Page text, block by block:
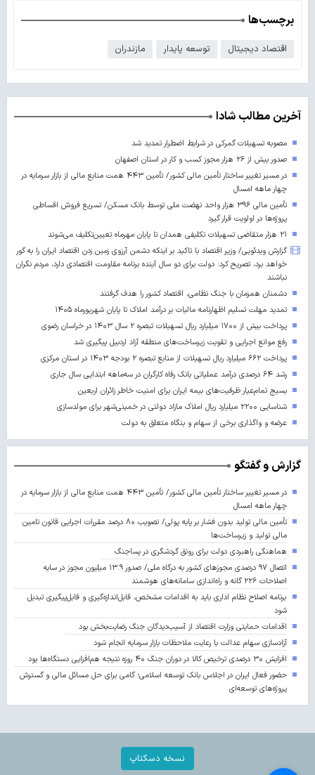
برچسب‌ها
اقتصاد دیجیتال توسعه پایدار مازندران
آخرین مطالب شادا
مصوبه تسهیلات گمرکی در شرایط اضطرار تمدید شد
صدور بیش از ۲۶ هزار مجوز کسب‌ و کار در استان اصفهان
در مسیر تغییر ساختار تأمین مالی کشور/ تأمین ۴۴۳ همت منابع مالی از بازار سرمایه در
چهار ماهه امسال
تأمین مالی ۳۹۶ هزار واحد نهضت ملی توسط بانک مسکن/ تسریع فروش اقساطی
پروژه‌ها در اولویت قرار گیرد
۲۱ هزار متقاضی تسهیلات تکلیفی همدان تا پایان مهرماه تعیین‌تکلیف می‌شوند
گزارش ویدئویی/ وزیر اقتصاد با تاکید بر اینکه دشمن آرزوی زمین زدن اقتصاد ایران را به گور
خواهد برد، تصریح کرد: دولت برای دو سال آینده برنامه مقاومت اقتصادی دارد، مردم نگران
نباشند
دشمنان همزمان با جنگ نظامی، اقتصاد کشور را هدف گرفتند
تمدید مهلت تسلیم اظهارنامه مالیات بر درآمد املاک تا پایان شهریورماه ۱۴۰۵
پرداخت بیش از ۱۷۰۰ میلیارد ریال تسهیلات تبصره ۲ سال ۱۴۰۳ در خراسان رضوی
رفع موانع اجرایی و تقویت زیرساخت‌های منطقه آزاد اردبیل پیگیری شد
پرداخت ۶۶۲ میلیارد ریال تسهیلات از منابع تبصره ۲ بودجه ۱۴۰۳ در استان مرکزی
رشد ۶۴ درصدی درآمد عملیاتی بانک رفاه کارگران در سه‌ماهه ابتدایی سال جاری
بسیج تمام‌عیار ظرفیت‌های بیمه ایران برای امنیت خاطر زائران اربعین
شناسایی ۲۲۰۰ میلیارد ریال املاک مازاد دولتی در خمینی‌شهر برای مولدسازی
عرضه و واگذاری برخی از سهام و بنگاه متعلق به دولت
گزارش و گفتگو
در مسیر تغییر ساختار تأمین مالی کشور/ تأمین ۴۴۳ همت منابع مالی از بازار سرمایه در
چهار ماهه امسال
تأمین مالی تولید بدون فشار بر پایه پولی/ تصویب ۸۰ درصد مقررات اجرایی قانون تامین
مالی تولید و زیرساخت‌ها
هماهنگی راهبردی دولت برای رونق گردشگری در پساجنگ
اتصال ۹۷ درصدی مجوزهای کشور به درگاه ملی/ صدور ۱۳.۹ میلیون مجوز در سایه
اصلاحات ۲۲۶ گانه و راه‌اندازی سامانه‌های هوشمند
برنامه اصلاح نظام اداری باید به اقدامات مشخص، قابل‌اندازه‌گیری و قابل‌پیگیری تبدیل
شود
اقدامات حمایتی وزارت اقتصاد از آسیب‌دیدگان جنگ رضایت‌بخش بود
آزادسازی سهام عدالت با رعایت ملاحظات بازار سرمایه انجام شود
افزایش ۳۰ درصدی ترخیص کالا در دوران جنگ ۴۰ روزه نتیجه هم‌افزایی دستگاه‌ها بود
حضور فعال ایران در اجلاس بانک توسعه اسلامی؛ گامی برای حل مسائل مالی و گسترش
پروژه‌های توسعه‌ای
نسخه دسکتاپ